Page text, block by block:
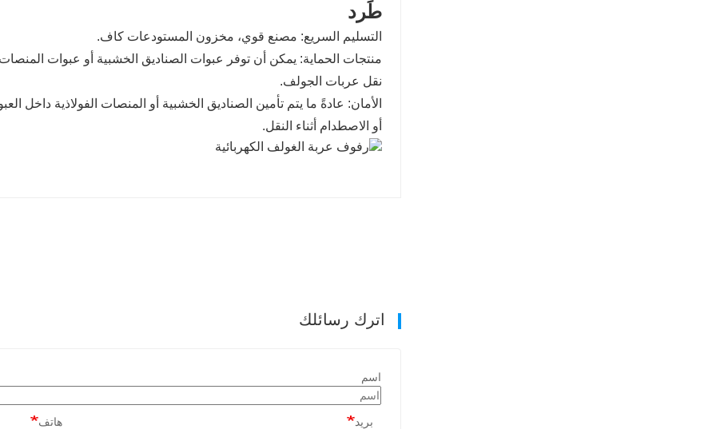
طَرد
التسليم السريع: مصنع قوي، مخزون المستودعات كاف.
منتجات الحماية: يمكن أن توفر عبوات الصناديق الخشبية أو عبوات المنصات
نقل عربات الجولف.
الأمان: عادةً ما يتم تأمين الصناديق الخشبية أو المنصات الفولاذية داخل
أو الاصطدام أثناء النقل.
اترك رسائلك
اسم
بريد هاتف